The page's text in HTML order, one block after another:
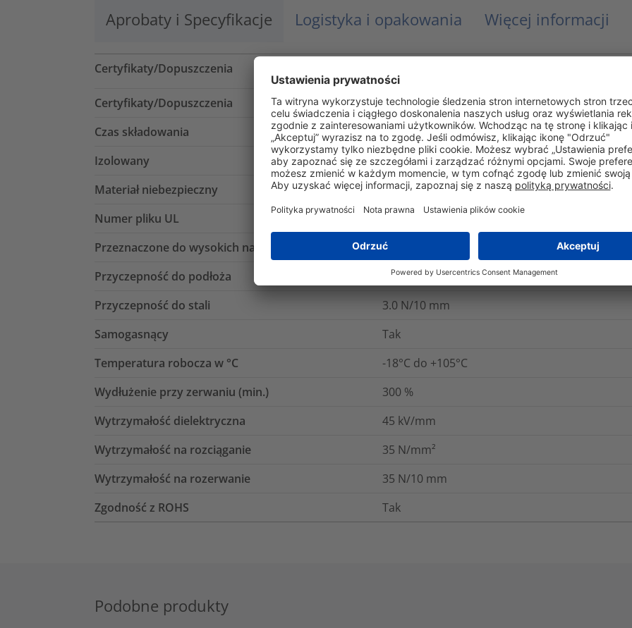
Aprobaty i Specyfikacje Logistyka i opakowania Więcej informacji
Certyfikaty/Dopuszczenia
Certyfikaty/Dopuszczenia
IEC 60454-3-1-7/F-PVCP/90, UL 510
Czas składowania
5 lat
Izolowany
Tak
Materiał niebezpieczny
Nie
Numer pliku UL
E490183
Przeznaczone do wysokich napięć
Nie
Przyczepność do podłoża
2.7N/10 mm
Przyczepność do stali
3.0 N/10 mm
Samogasnący
Tak
Temperatura robocza w °C
-18°C do +105°C
Wydłużenie przy zerwaniu (min.)
300 %
Wytrzymałość dielektryczna
45 kV/mm
Wytrzymałość na rozciąganie
35 N/mm²
Wytrzymałość na rozerwanie
35 N/10 mm
Zgodność z ROHS
Tak
Podobne produkty